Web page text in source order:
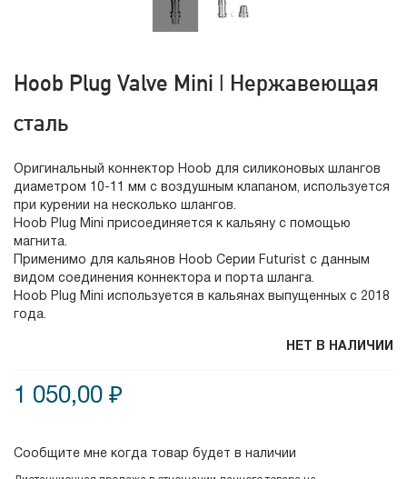
Hoob Plug Valve Mini | Нержавеющая
сталь
Оригинальный коннектор Hoob для силиконовых шлангов
диаметром 10-11 мм с воздушным клапаном, используется
при курении на несколько шлангов.
Hoob Plug Mini присоединяется к кальяну с помощью
магнита.
Применимо для кальянов Hoob Серии Futurist с данным
видом соединения коннектора и порта шланга.
Hoob Plug Mini используется в кальянах выпущенных с 2018
года.
НЕТ В НАЛИЧИИ
1 050,00 ₽
Сообщите мне когда товар будет в наличии